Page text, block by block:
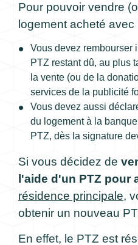
Pour pouvoir vendre
logement acheté avec
Vous devez rembourser
PTZ restant dû, au plus
la vente (ou de la
services de la publicité
Vous devez aussi
du logement à la
PTZ, dès la signature
Si vous décidez de
l'aide d'un PTZ pour
résidence principale,
obtenir un nouveau
En effet, le PTZ est